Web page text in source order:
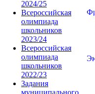
2024/25
Всероссийская
олимпиада
школьников
2023/24
Всероссийская
олимпиада
школьников
2022/23
Задания
муниципального